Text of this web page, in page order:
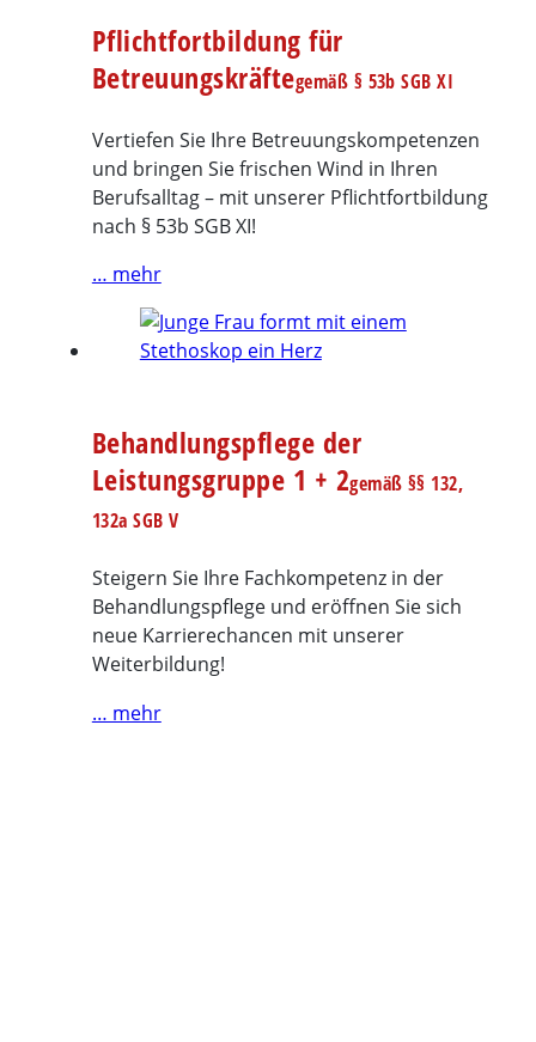
Pflichtfortbildung für
Betreuungskräftegemäß § 53b SGB XI
Vertiefen Sie Ihre Betreuungskompetenzen
und bringen Sie frischen Wind in Ihren
Berufsalltag – mit unserer Pflichtfortbildung
nach § 53b SGB XI!
… mehr
Behandlungspflege der
Leistungsgruppe 1 + 2gemäß §§ 132,
132a SGB V
Steigern Sie Ihre Fachkompetenz in der
Behandlungspflege und eröffnen Sie sich
neue Karrierechancen mit unserer
Weiterbildung!
… mehr